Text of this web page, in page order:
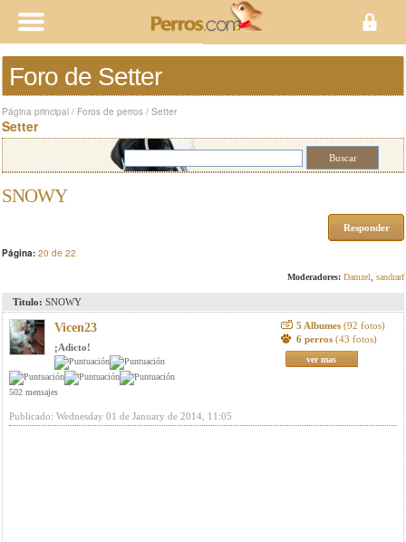
Foro de Setter
Página principal / Foros de perros / Setter
Setter
SNOWY
Responder
Página: 20 de 22
Moderadores: Damzel sandrarf
Titulo: SNOWY
Vicen23
¡Adicto!
502 mensajes
5 Albumes (92 fotos)
6 perros (43 fotos)
ver mas
Publicado: Wednesday 01 de January de 2014, 11:05